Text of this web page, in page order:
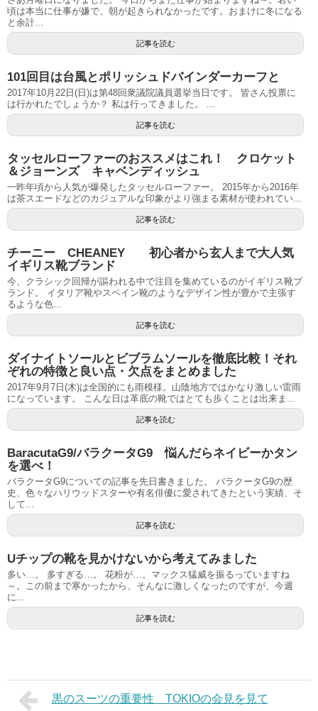
頃は本当に仕事が嫌で、朝が起きられなかったです。おまけに冬になる
と余計...
記事を読む
101回目は台風とポリッシュドバインダーカーフと
2017年10月22日(日)は第48回衆議院議員選挙当日です。 皆さん投票に
は行かれたでしょうか？ 私は行ってきました。 ...
記事を読む
タッセルローファーのおススメはこれ！ クロケット
＆ジョーンズ キャベンディッシュ
一昨年頃から人気が爆発したタッセルローファー。 2015年から2016年
は茶スエードなどのカジュアルな印象がより強まる素材が使われてい...
記事を読む
チーニー CHEANEY 初心者から玄人まで大人気
イギリス靴ブランド
今、クラシック回帰が謳われる中で注目を集めているのがイギリス靴ブ
ランド。 イタリア靴やスペイン靴のようなデザイン性が豊かで主張す
るような色...
記事を読む
ダイナイトソールとビブラムソールを徹底比較！それ
ぞれの特徴と良い点・欠点をまとめました
2017年9月7日(木)は全国的にも雨模様。山陰地方ではかなり激しい雷雨
になっています。 こんな日は革底の靴ではとても歩くことは出来ま...
記事を読む
BaracutaG9/バラクータG9 悩んだらネイビーかタン
を選べ！
バラクータG9についての記事を先日書きました。 バラクータG9の歴
史、色々なハリウッドスターや有名俳優に愛されてきたという実績、そ
して...
記事を読む
Uチップの靴を見かけないから考えてみました
多い…。 多すぎる…。 花粉が…。マックス猛威を振るっていますね
～。この前まで寒かったから、そんなに激しくなったのですが、今週
に...
記事を読む
黒のスーツの重要性 TOKIOの会見を見て